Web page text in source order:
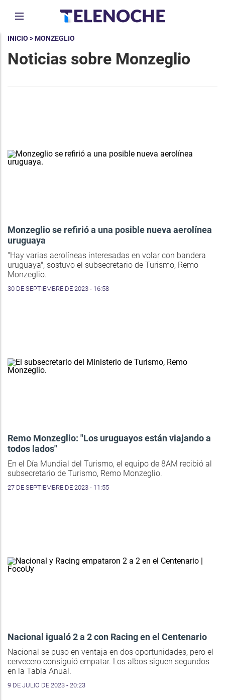
INICIO > MONZEGLIO
Noticias sobre Monzeglio
Monzeglio se refirió a una posible nueva aerolínea
uruguaya
"Hay varias aerolíneas interesadas en volar con bandera
uruguaya", sostuvo el subsecretario de Turismo, Remo
Monzeglio.
30 DE SEPTIEMBRE DE 2023 - 16:58
Remo Monzeglio: "Los uruguayos están viajando a
todos lados"
En el Día Mundial del Turismo, el equipo de 8AM recibió al
subsecretario de Turismo, Remo Monzeglio.
27 DE SEPTIEMBRE DE 2023 - 11:55
Nacional igualó 2 a 2 con Racing en el Centenario
Nacional se puso en ventaja en dos oportunidades, pero el
cervecero consiguió empatar. Los albos siguen segundos
en la Tabla Anual.
9 DE JULIO DE 2023 - 20:23